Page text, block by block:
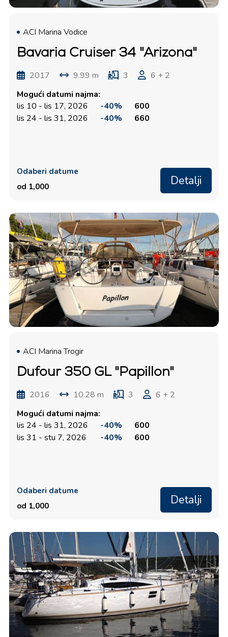
ACI Marina Vodice
Bavaria Cruiser 34 "Arizona"
2017 9.99 m 3
6 + 2
Mogući datumi najma:
lis 10 - lis 17, 2026
-40%
600
lis 24 - lis 31, 2026
-40% 660
Odaberi datume
od 1,000
Detalji
ACI Marina Trogir
Dufour 350 GL "Papillon"
2016 10.28 m 3
6 + 2
Mogući datumi najma:
lis 24 - lis 31, 2026
-40%
600
lis 31 - stu 7, 2026
-40% 600
Odaberi datume
od 1,000
Detalji